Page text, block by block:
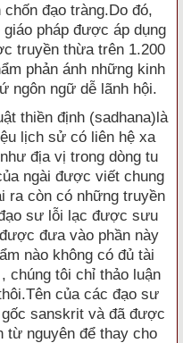
đạo tràng.Do đó,
pháp được áp dụng
truyền thừa trên 1.200
phản ánh những kinh
ngôn ngữ dễ lãnh hội.
thiền định (sadhana)là
lịch sử có liên hệ xa
địa vị trong dòng tu
ngài được viết chung
ra còn có những truyền
sư lỗi lạc được sưu
đưa vào phần này
nào không có đủ tài
chúng tôi chỉ thảo luận
của các đạo sư
sanskrit và đã được
từ nguyên để thay cho